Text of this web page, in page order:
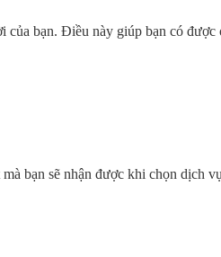
bạn. Điều này giúp bạn có
bạn sẽ nhận được khi chọn dịch vụ